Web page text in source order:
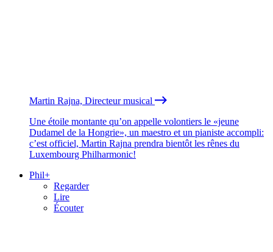
Martin Rajna, Directeur musical
Une étoile montante qu’on appelle volontiers le «jeune
Dudamel de la Hongrie», un maestro et un pianiste accompli:
c’est officiel, Martin Rajna prendra bientôt les rênes du
Luxembourg Philharmonic!
Phil+
Regarder
Lire
Écouter